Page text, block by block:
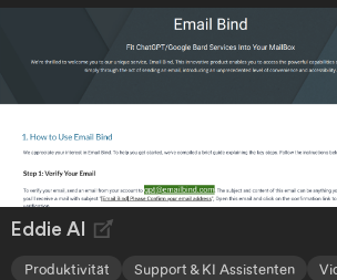
Vision mit modernem, generativem
maschinellem Lernen, um deine
Möglichkeiten zu erweitern.
Eddie AI
Produktivität Support & KI Assistenten